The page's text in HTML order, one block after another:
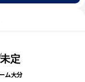
未定
ム大分